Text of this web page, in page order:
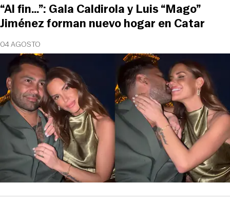
04 AGOSTO
“Al fin…”: Gala Caldirola y Luis “Mago”
Jiménez forman nuevo hogar en Catar